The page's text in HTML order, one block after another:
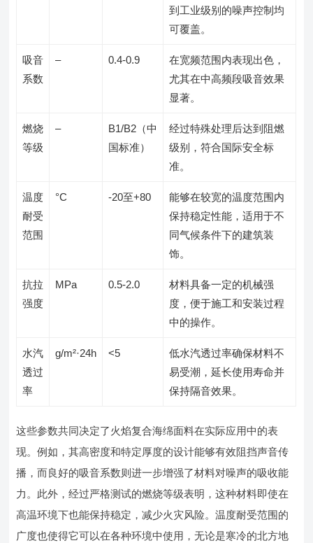
到工业级别的噪声控制均
可覆盖。
吸音
系数
– 0.4-0.9
在宽频范围内表现出色，
尤其在中高频段吸音效果
显著。
燃烧
等级
–
B1/B2（中
国标准）
经过特殊处理后达到阻燃
级别，符合国际安全标
准。
温度
耐受
范围
°C -20至+80
能够在较宽的温度范围内
保持稳定性能，适用于不
同气候条件下的建筑装
饰。
抗拉
强度
MPa 0.5-2.0
材料具备一定的机械强
度，便于施工和安装过程
中的操作。
水汽
透过
率
g/m²·24h <5
低水汽透过率确保材料不
易受潮，延长使用寿命并
保持隔音效果。
这些参数共同决定了火焰复合海绵面料在实际应用中的表
现。例如，其高密度和特定厚度的设计能够有效阻挡声音传
播，而良好的吸音系数则进一步增强了材料对噪声的吸收能
力。此外，经过严格测试的燃烧等级表明，这种材料即使在
高温环境下也能保持稳定，减少火灾风险。温度耐受范围的
广度也使得它可以在各种环境中使用，无论是寒冷的北方地